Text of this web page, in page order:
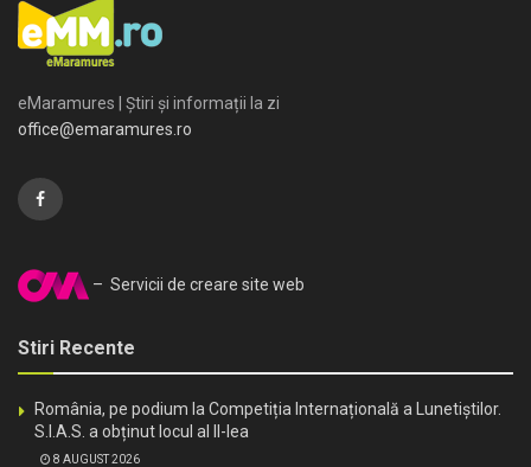
eMaramures | Știri și informații la zi
office@emaramures.ro
– Servicii de creare site web
Stiri Recente
România, pe podium la Competiția Internațională a Lunetiștilor.
S.I.A.S. a obținut locul al II-lea
8 AUGUST 2026